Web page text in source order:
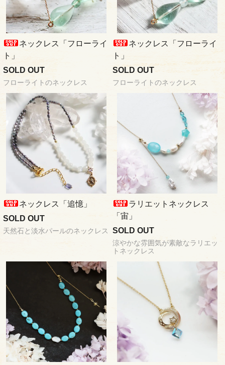
ネックレス「フローライ
ト」
SOLD OUT
フローライトのネックレス
ネックレス「フローライ
ト」
SOLD OUT
フローライトのネックレス
ネックレス「追憶」
SOLD OUT
天然石と淡水パールのネックレス
ラリエットネックレス
「宙」
SOLD OUT
涼やかな雰囲気が素敵なラリエッ
トネックレス